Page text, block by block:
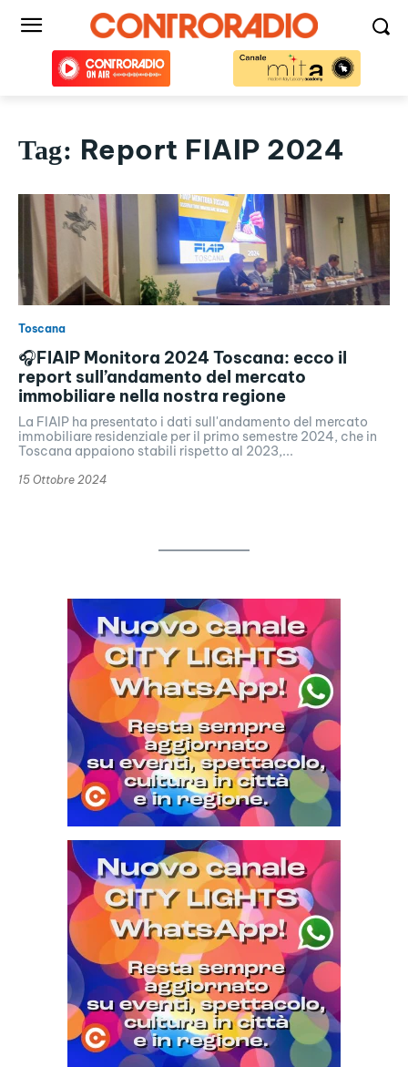
Tag: Report FIAIP 2024
Toscana
🎧FIAIP Monitora 2024 Toscana: ecco il
report sull’andamento del mercato
immobiliare nella nostra regione
La FIAIP ha presentato i dati sull'andamento del mercato
immobiliare residenziale per il primo semestre 2024, che in
Toscana appaiono stabili rispetto al 2023,...
15 Ottobre 2024